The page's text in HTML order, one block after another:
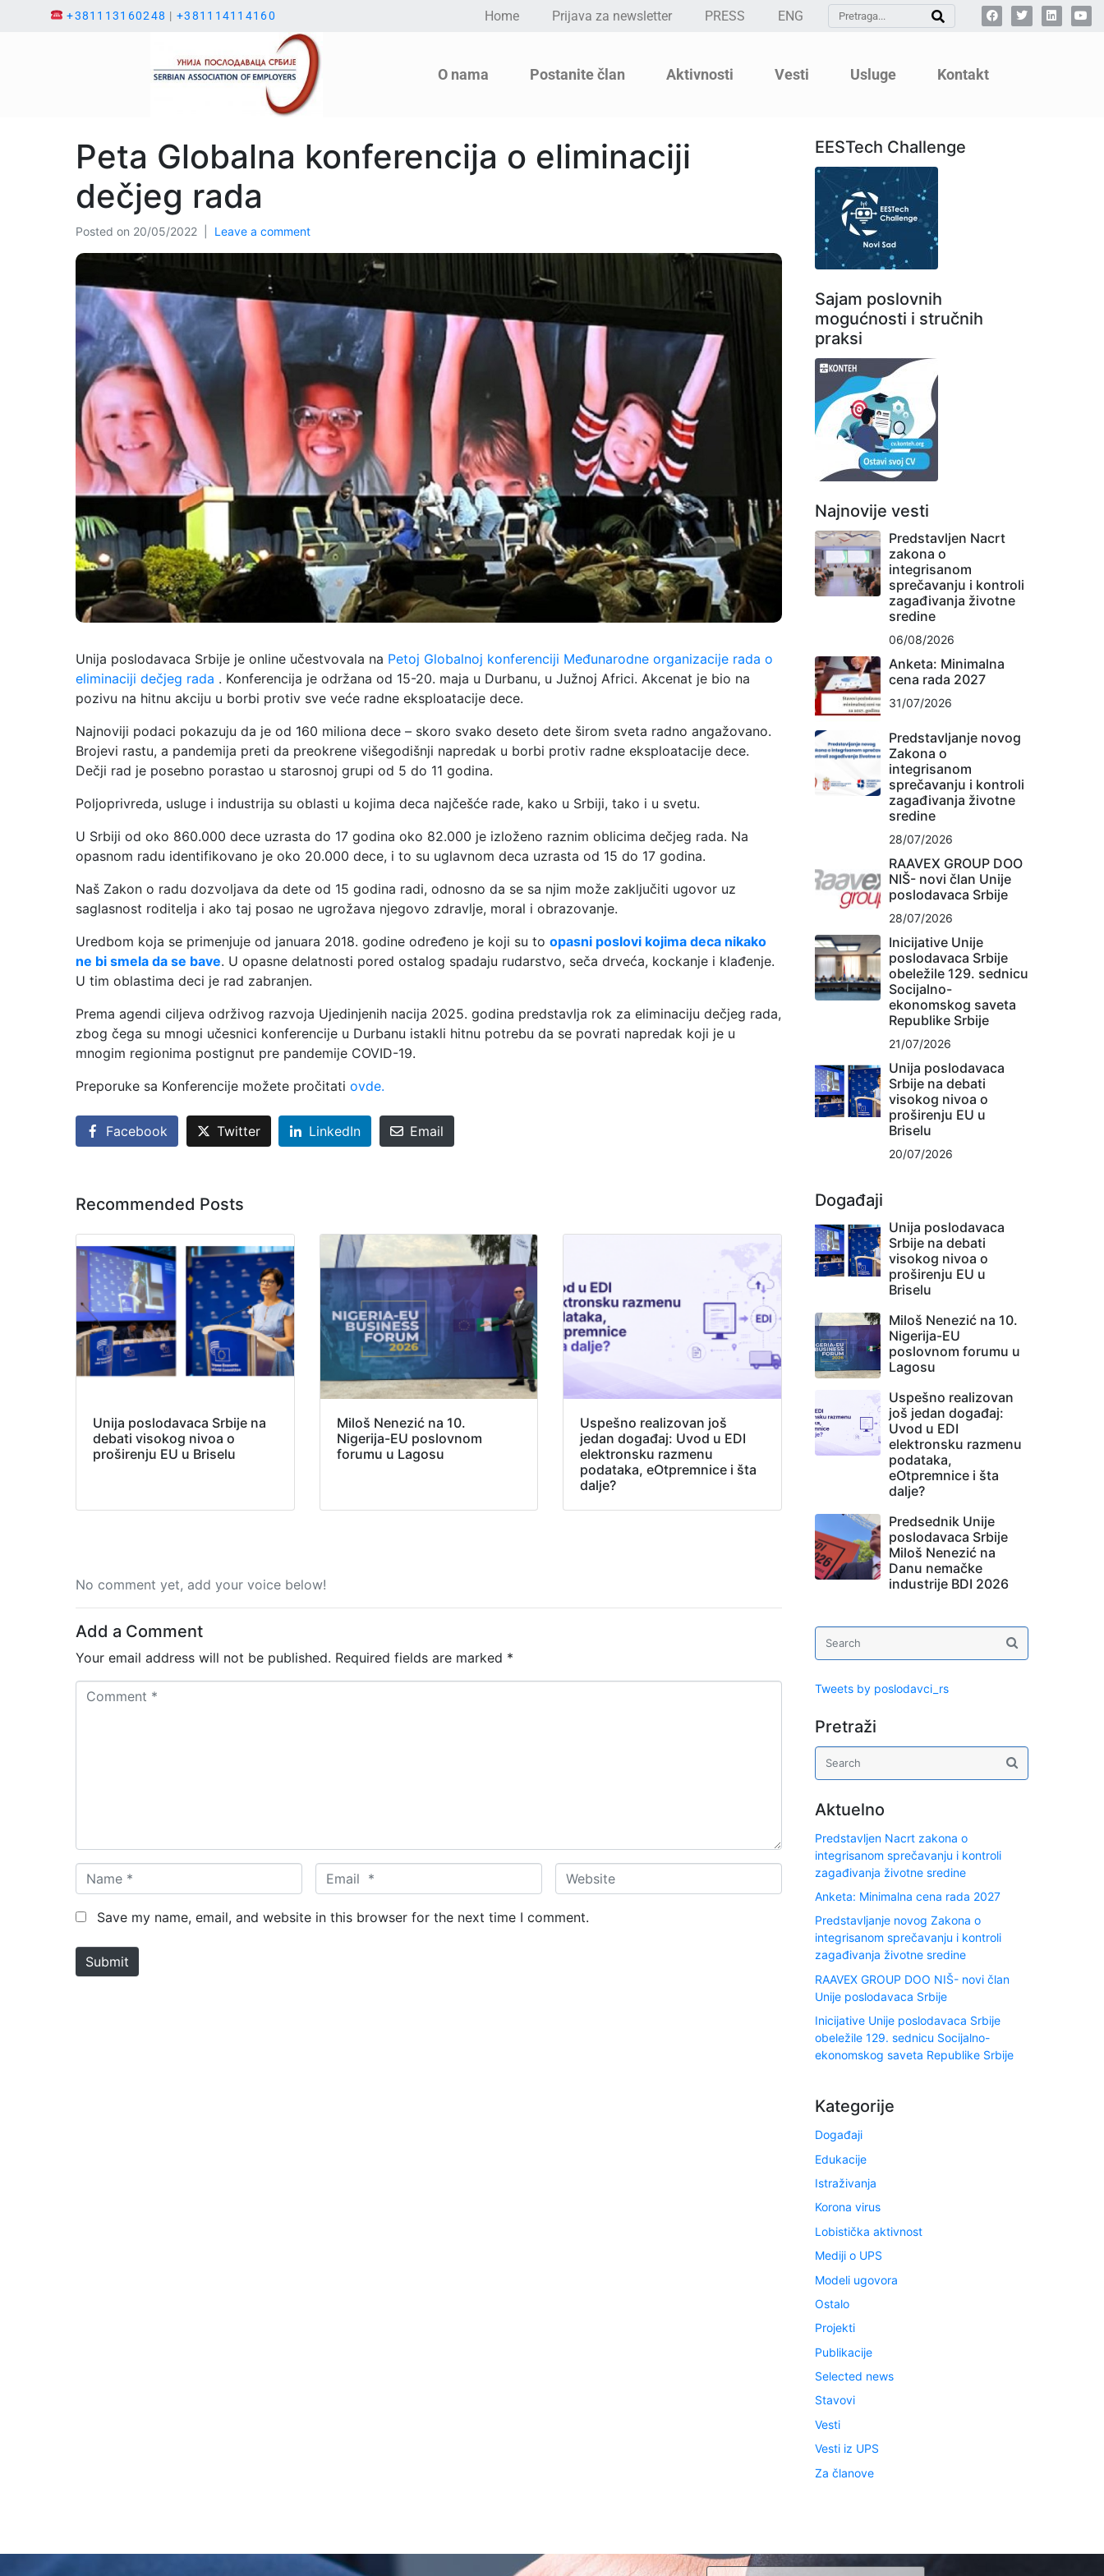
+381113160248 |+381114114160 Home Prijava za newsletter PRESS ENG
O nama Postanite član Aktivnosti Vesti Usluge Kontakt
Peta Globalna konferencija o eliminaciji
dečjeg rada
Posted on 20/05/2022 Leave a comment
Unija poslodavaca Srbije je online učestvovala na Petoj Globalnoj konferenciji Međunarodne organizacije rada o
eliminaciji dečjeg rada . Konferencija je održana od 15-20. maja u Durbanu, u Južnoj Africi. Akcenat je bio na
pozivu na hitnu akciju u borbi protiv sve veće radne eksploatacije dece.
Najnoviji podaci pokazuju da je od 160 miliona dece – skoro svako deseto dete širom sveta radno angažovano.
Brojevi rastu, a pandemija preti da preokrene višegodišnji napredak u borbi protiv radne eksploatacije dece.
Dečji rad je posebno porastao u starosnoj grupi od 5 do 11 godina.
Poljoprivreda, usluge i industrija su oblasti u kojima deca najčešće rade, kako u Srbiji, tako i u svetu.
U Srbiji od oko 860.000 dece uzrasta do 17 godina oko 82.000 je izloženo raznim oblicima dečjeg rada. Na
opasnom radu identifikovano je oko 20.000 dece, i to su uglavnom deca uzrasta od 15 do 17 godina.
Naš Zakon o radu dozvoljava da dete od 15 godina radi, odnosno da se sa njim može zaključiti ugovor uz
saglasnost roditelja i ako taj posao ne ugrožava njegovo zdravlje, moral i obrazovanje.
Uredbom koja se primenjuje od januara 2018. godine određeno je koji su to opasni poslovi kojima deca nikako
ne bi smela da se bave. U opasne delatnosti pored ostalog spadaju rudarstvo, seča drveća, kockanje i klađenje.
U tim oblastima deci je rad zabranjen.
Prema agendi ciljeva održivog razvoja Ujedinjenih nacija 2025. godina predstavlja rok za eliminaciju dečjeg rada,
zbog čega su mnogi učesnici konferencije u Durbanu istakli hitnu potrebu da se povrati napredak koji je u
mnogim regionima postignut pre pandemije COVID-19.
Preporuke sa Konferencije možete pročitati ovde.
Facebook Twitter LinkedIn Email
Recommended Posts
Unija poslodavaca Srbije na
debati visokog nivoa o
proširenju EU u Briselu
Miloš Nenezić na 10.
Nigerija-EU poslovnom
forumu u Lagosu
Uspešno realizovan još
jedan događaj: Uvod u EDI
elektronsku razmenu
podataka, eOtpremnice i šta
dalje?
No comment yet, add your voice below!
Add a Comment
Your email address will not be published. Required fields are marked *
a
m
*
m
a
W
e
b
Save my name, email, and website in this browser for the next time I comment.
Submit
EESTech Challenge
Sajam poslovnih
mogućnosti i stručnih
praksi
Najnovije vesti
Predstavljen Nacrt
zakona o
integrisanom
sprečavanju i kontroli
zagađivanja životne
sredine
06/08/2026
Anketa: Minimalna
cena rada 2027
31/07/2026
Predstavljanje novog
Zakona o
integrisanom
sprečavanju i kontroli
zagađivanja životne
sredine
28/07/2026
RAAVEX GROUP DOO
NIŠ- novi član Unije
poslodavaca Srbije
28/07/2026
Inicijative Unije
poslodavaca Srbije
obeležile 129. sednicu
Socijalno-
ekonomskog saveta
Republike Srbije
21/07/2026
Unija poslodavaca
Srbije na debati
visokog nivoa o
proširenju EU u
Briselu
20/07/2026
Događaji
Unija poslodavaca
Srbije na debati
visokog nivoa o
proširenju EU u
Briselu
Miloš Nenezić na 10.
Nigerija-EU
poslovnom forumu u
Lagosu
Uspešno realizovan
još jedan događaj:
Uvod u EDI
elektronsku razmenu
podataka,
eOtpremnice i šta
dalje?
Predsednik Unije
poslodavaca Srbije
Miloš Nenezić na
Danu nemačke
industrije BDI 2026
Tweets by poslodavci_rs
Pretraži
Aktuelno
Predstavljen Nacrt zakona o
integrisanom sprečavanju i kontroli
zagađivanja životne sredine
Anketa: Minimalna cena rada 2027
Predstavljanje novog Zakona o
integrisanom sprečavanju i kontroli
zagađivanja životne sredine
RAAVEX GROUP DOO NIŠ- novi član
Unije poslodavaca Srbije
Inicijative Unije poslodavaca Srbije
obeležile 129. sednicu Socijalno-
ekonomskog saveta Republike Srbije
Kategorije
Događaji
Edukacije
Istraživanja
Korona virus
Lobistička aktivnost
Mediji o UPS
Modeli ugovora
Ostalo
Projekti
Publikacije
Selected news
Stavovi
Vesti
Vesti iz UPS
Za članove